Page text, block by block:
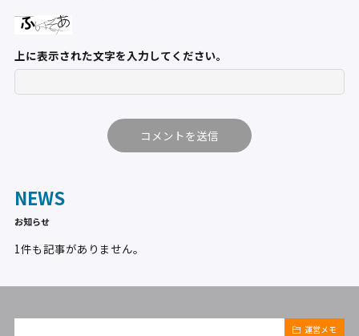
上に表示された文字を入力してください。
NEWS
お知らせ
1件も記事がありません。
運営メモ